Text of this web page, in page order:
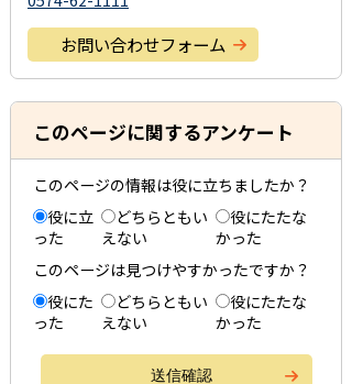
お問い合わせフォーム
このページに関するアンケート
このページの情報は役に立ちましたか？
役に立
った
どちらともい
えない
役にたたな
かった
このページは見つけやすかったですか？
役にた
った
どちらともい
えない
役にたたな
かった